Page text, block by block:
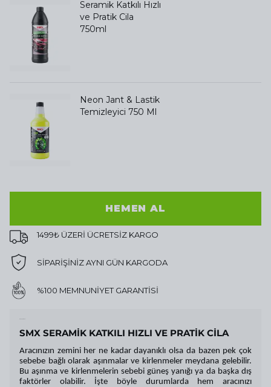
Seramik Katkılı Hızlı
ve Pratik Cila
750ml
Neon Jant & Lastik
Temizleyici 750 Ml
HEMEN AL
1499₺ ÜZERİ ÜCRETSİZ KARGO
SİPARİŞİNİZ AYNI GÜN KARGODA
%100 MEMNUNİYET GARANTİSİ
SMX SERAMİK KATKILI HIZLI VE PRATİK CİLA
Aracınızın zemini her ne kadar dayanıklı olsa da bazen pek çok
sebebe bağlı olarak aşınmalar ve kirlenmeler meydana gelebilir.
Bu aşınma ve kirlenmelerin sebebi güneş yanığı ya da başka dış
faktörler olabilir. İşte böyle durumlarda hem aracınızı